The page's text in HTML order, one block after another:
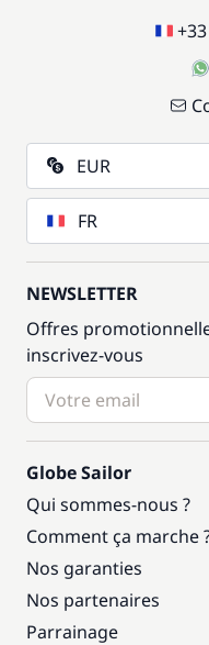
EUR
FR
NEWSLETTER
Offres
inscrivez-vous
Globe Sailor
Qui sommes-nous ?
Comment ça marche
Nos garanties
Nos partenaires
Parrainage